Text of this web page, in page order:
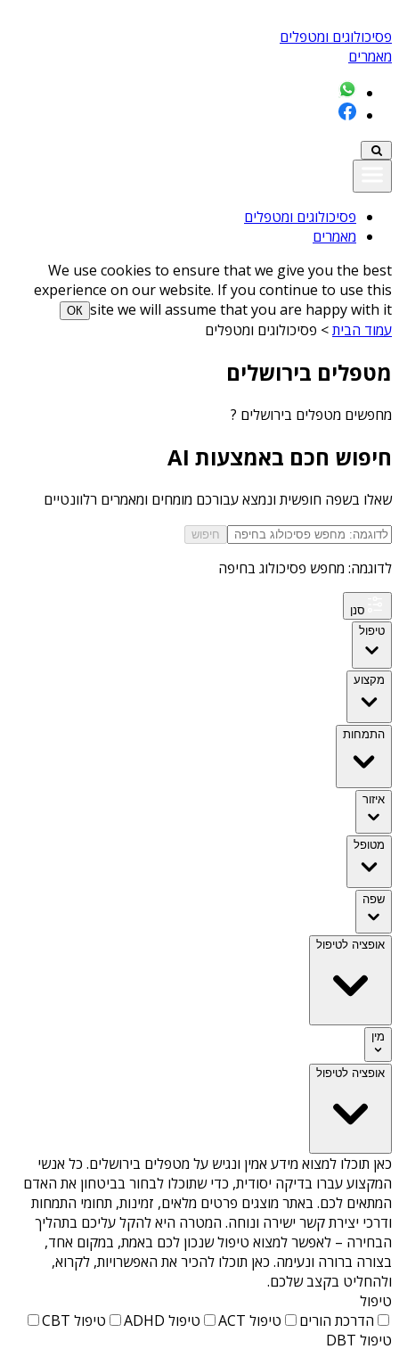
פסיכולוגים ומטפלים
מאמרים
פסיכולוגים ומטפלים
מאמרים
We use cookies to ensure that we give you the best
experience on our website. If you continue to use this
site we will assume that you are happy with it
ОК
עמוד הבית> פסיכולוגים ומטפלים
מטפלים בירושלים
מחפשים מטפלים בירושלים ?
חיפוש חכם באמצעות AI
שאלו בשפה חופשית ונמצא עבורכם מומחים ומאמרים רלוונטיים
חיפוש
לדוגמה: מחפש פסיכולוג בחיפה
סנן
טיפול
מקצוע
התמחות
איזור
מטופל
שפה
אופציה לטיפול
מין
אופציה לטיפול
כאן תוכלו למצוא מידע אמין ונגיש על מטפלים בירושלים. כל אנשי
המקצוע עברו בדיקה יסודית, כדי שתוכלו לבחור בביטחון את האדם
המתאים לכם. באתר מוצגים פרטים מלאים, זמינות, תחומי התמחות
ודרכי יצירת קשר ישירה ונוחה. המטרה היא להקל עליכם בתהליך
הבחירה – לאפשר למצוא טיפול שנכון לכם באמת, במקום אחד,
בצורה ברורה ונעימה. כאן תוכלו להכיר את האפשרויות, לקרוא,
ולהחליט בקצב שלכם.
טיפול
הדרכת הורים
טיפול ACT טיפול ADHD
טיפול CBT
טיפול DBT